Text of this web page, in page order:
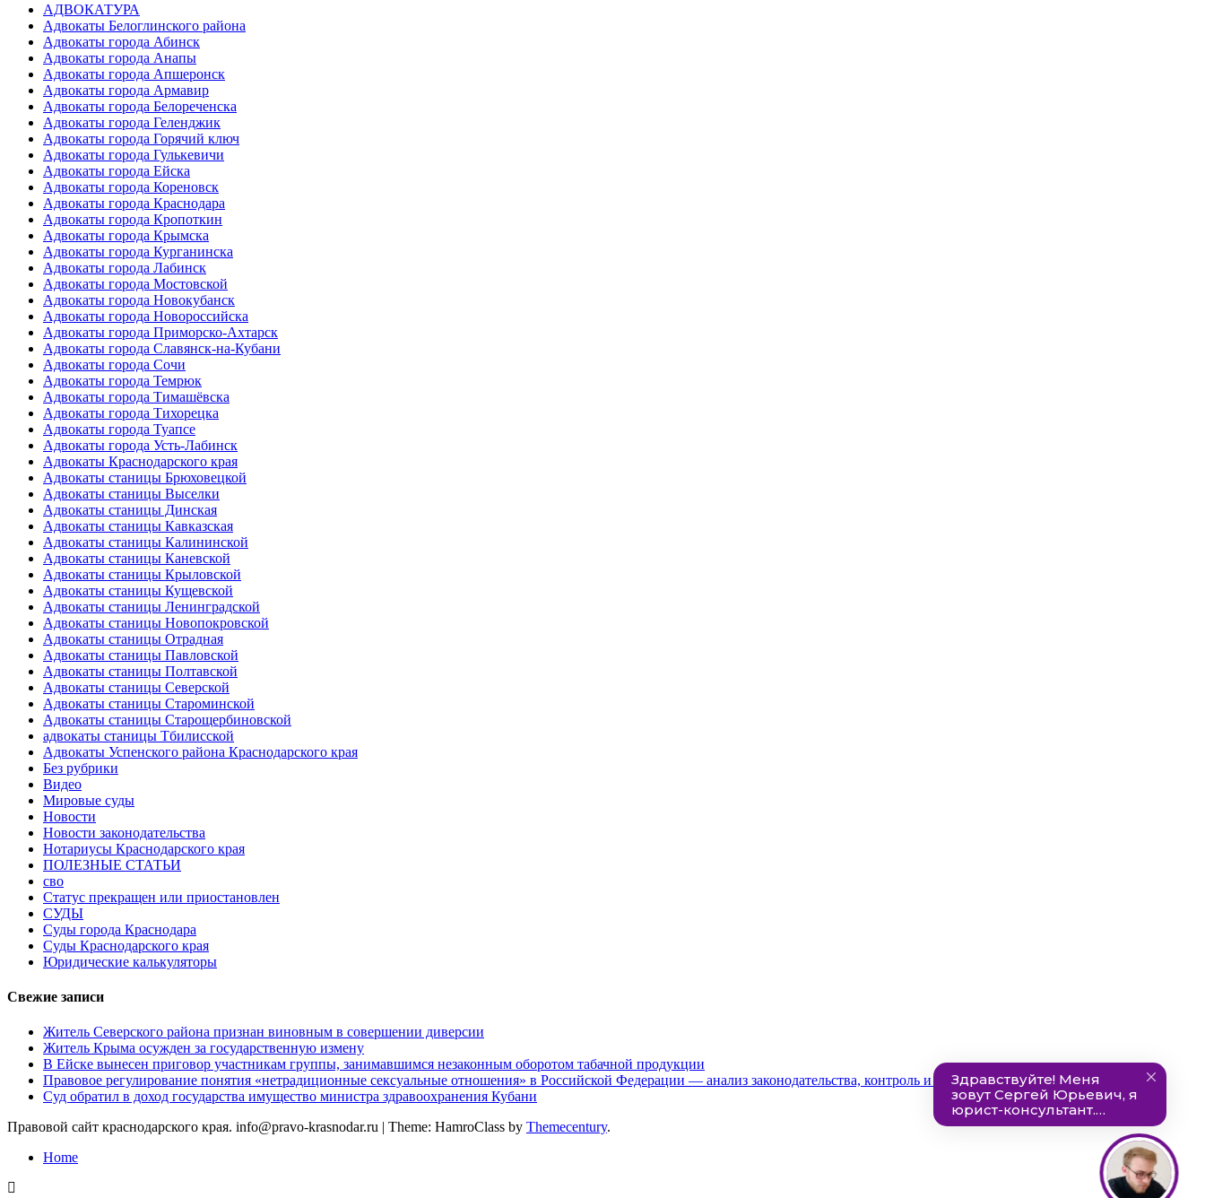
АДВОКАТУРА
Адвокаты Белоглинского района
Адвокаты города Абинск
Адвокаты города Анапы
Адвокаты города Апшеронск
Адвокаты города Армавир
Адвокаты города Белореченска
Адвокаты города Геленджик
Адвокаты города Горячий ключ
Адвокаты города Гулькевичи
Адвокаты города Ейска
Адвокаты города Кореновск
Адвокаты города Краснодара
Адвокаты города Кропоткин
Адвокаты города Крымска
Адвокаты города Курганинска
Адвокаты города Лабинск
Адвокаты города Мостовской
Адвокаты города Новокубанск
Адвокаты города Новороссийска
Адвокаты города Приморско-Ахтарск
Адвокаты города Славянск-на-Кубани
Адвокаты города Сочи
Адвокаты города Темрюк
Адвокаты города Тимашёвска
Адвокаты города Тихорецка
Адвокаты города Туапсе
Адвокаты города Усть-Лабинск
Адвокаты Краснодарского края
Адвокаты станицы Брюховецкой
Адвокаты станицы Выселки
Адвокаты станицы Динская
Адвокаты станицы Кавказская
Адвокаты станицы Калининской
Адвокаты станицы Каневской
Адвокаты станицы Крыловской
Адвокаты станицы Кущевской
Адвокаты станицы Ленинградской
Адвокаты станицы Новопокровской
Адвокаты станицы Отрадная
Адвокаты станицы Павловской
Адвокаты станицы Полтавской
Адвокаты станицы Северской
Адвокаты станицы Староминской
Адвокаты станицы Старощербиновской
адвокаты станицы Тбилисской
Адвокаты Успенского района Краснодарского края
Без рубрики
Видео
Мировые суды
Новости
Новости законодательства
Нотариусы Краснодарского края
ПОЛЕЗНЫЕ СТАТЬИ
сво
Статус прекращен или приостановлен
СУДЫ
Суды города Краснодара
Суды Краснодарского края
Юридические калькуляторы
Свежие записи
Житель Северского района признан виновным в совершении диверсии
Житель Крыма осужден за государственную измену
В Ейске вынесен приговор участникам группы, занимавшимся незаконным оборотом табачной продукции
Правовое регулирование понятия «нетрадиционные сексуальные отношения» в Российской Федерации — анализ законодательства, контроль и ответственность
Суд обратил в доход государства имущество министра здравоохранения Кубани
Правовой сайт краснодарского края. info@pravo-krasnodar.ru | Theme: HamroClass by Themecentury.
Home